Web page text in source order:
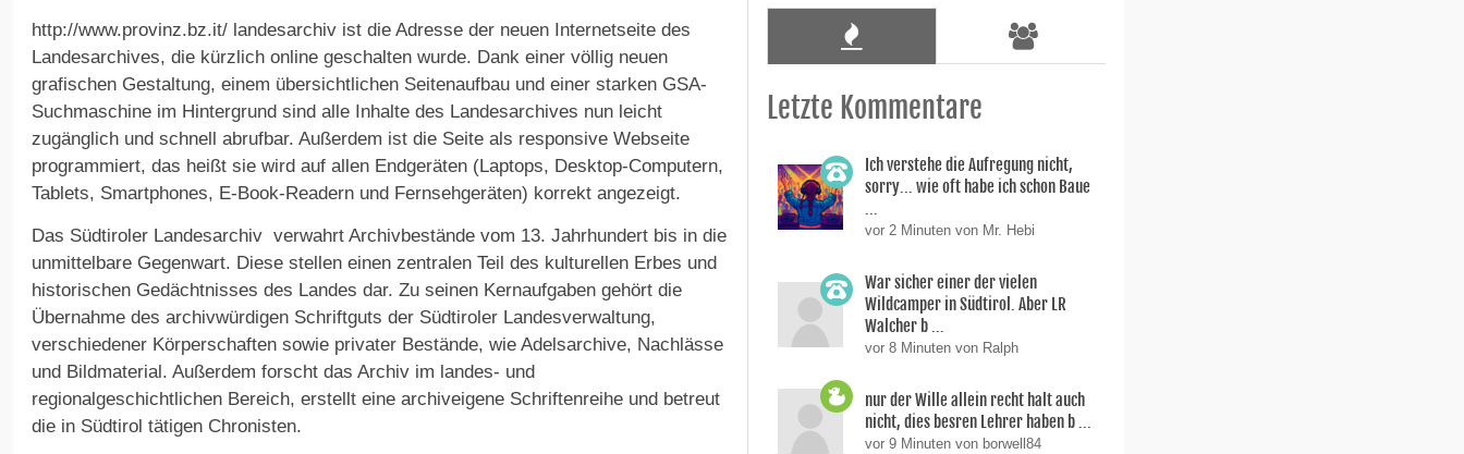
http://www.provinz.bz.it/ landesarchiv ist die Adresse der neuen Internetseite des
Landesarchives, die kürzlich online geschalten wurde. Dank einer völlig neuen
grafischen Gestaltung, einem übersichtlichen Seitenaufbau und einer starken GSA-
Suchmaschine im Hintergrund sind alle Inhalte des Landesarchives nun leicht
zugänglich und schnell abrufbar. Außerdem ist die Seite als responsive Webseite
programmiert, das heißt sie wird auf allen Endgeräten (Laptops, Desktop-Computern,
Tablets, Smartphones, E-Book-Readern und Fernsehgeräten) korrekt angezeigt.
Das Südtiroler Landesarchiv verwahrt Archivbestände vom 13. Jahrhundert bis in die
unmittelbare Gegenwart. Diese stellen einen zentralen Teil des kulturellen Erbes und
historischen Gedächtnisses des Landes dar. Zu seinen Kernaufgaben gehört die
Übernahme des archivwürdigen Schriftguts der Südtiroler Landesverwaltung,
verschiedener Körperschaften sowie privater Bestände, wie Adelsarchive, Nachlässe
und Bildmaterial. Außerdem forscht das Archiv im landes- und
regionalgeschichtlichen Bereich, erstellt eine archiveigene Schriftenreihe und betreut
die in Südtirol tätigen Chronisten.
Letzte Kommentare
Ich verstehe die Aufregung nicht,
sorry... wie oft habe ich schon Baue
...
vor 2 Minuten von Mr. Hebi
War sicher einer der vielen
Wildcamper in Südtirol. Aber LR
Walcher b ...
vor 8 Minuten von Ralph
nur der Wille allein recht halt auch
nicht, dies besren Lehrer haben b ...
vor 9 Minuten von borwell84